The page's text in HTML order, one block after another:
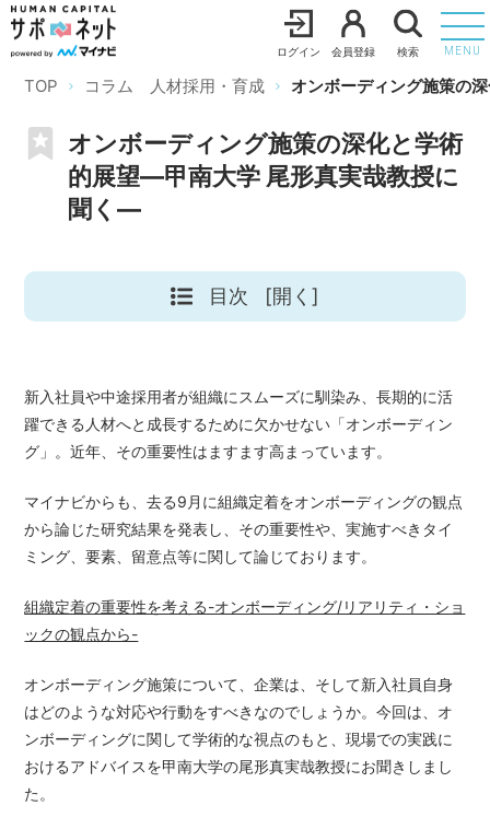
ログイン 会員登録 検索 MENU
TOP コラム 人材採用・育成 オンボーディング施策の
オンボーディング施策の深化と学術
的展望―甲南大学 尾形真実哉教授に
聞く―
目次 [開く]
新入社員や中途採用者が組織にスムーズに馴染み、長期的に活
躍できる人材へと成長するために欠かせない「オンボーディン
グ」。近年、その重要性はますます高まっています。
マイナビからも、去る9月に組織定着をオンボーディングの観点
から論じた研究結果を発表し、その重要性や、実施すべきタイ
ミング、要素、留意点等に関して論じております。
組織定着の重要性を考える-オンボーディング/リアリティ・ショ
ックの観点から-
オンボーディング施策について、企業は、そして新入社員自身
はどのような対応や行動をすべきなのでしょうか。今回は、オ
ンボーディングに関して学術的な視点のもと、現場での実践に
おけるアドバイスを甲南大学の尾形真実哉教授にお聞きしまし
た。